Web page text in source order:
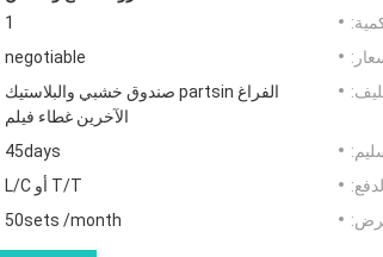
1
negotiable
الفراغ partsin صندوق خشبي والبلاستيك
الآخرين غطاء فيلم
45days
T/T أو L/C
50sets /month